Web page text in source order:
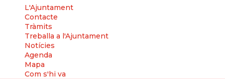
L'Ajuntament
Contacte
Tràmits
Treballa a l'Ajuntament
Notícies
Agenda
Mapa
Com s'hi va